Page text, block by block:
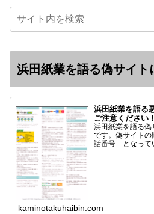
浜田紙業を語る偽サイト
浜田紙業を語る
ご注意ください！
浜田紙業を語る偽
です。偽サイト
話番号 となって
kaminotakuhaibin.com